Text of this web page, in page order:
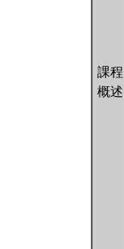
課程
概述